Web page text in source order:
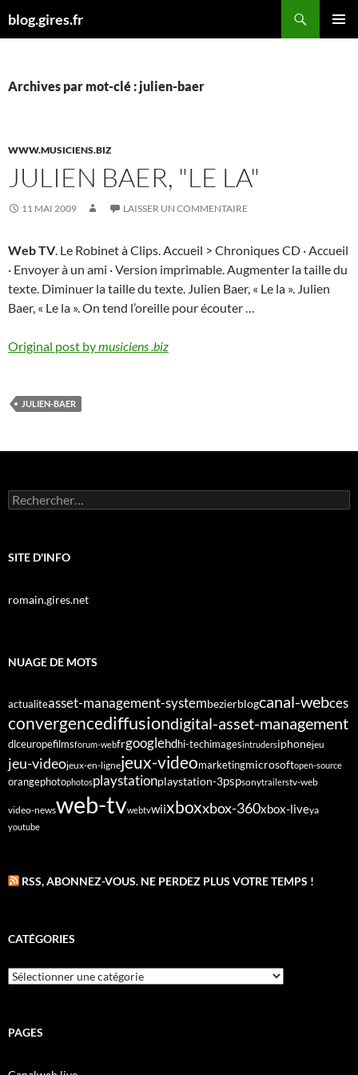
aublog.gires.fr
Archives par mot-clé : julien-baer
WWW.MUSICIENS.BIZ
JULIEN BAER, "LE LA"
11 MAI 2009 LAISSER UN COMMENTAIRE
Web TV. Le Robinet à Clips. Accueil > Chroniques CD · Accueil
· Envoyer à un ami · Version imprimable. Augmenter la taille du
texte. Diminuer la taille du texte. Julien Baer, « Le la ». Julien
Baer, « Le la ». On tend l’oreille pour écouter …
Original post bymusiciens .biz
JULIEN-BAER
Rechercher :
SITE D'INFO
romain.gires.net
NUAGE DE MOTS
actualiteasset-management-systembezierblogcanal-webces
convergencediffusiondigital-asset-management
dlceuropefilmsforum-webfrgooglehdhi-techimagesintrudersiphonejeu
jeu-videojeux-en-lignejeux-videomarketingmicrosoftopen-source
orangephotophotosplaystationplaystation-3pspsonytrailerstv-web
video-newsweb-tvwebtvwiixboxxbox-360xbox-liveya
youtube
RSS, ABONNEZ-VOUS. NE PERDEZ PLUS VOTRE TEMPS !
CATÉGORIES
Catégories
PAGES